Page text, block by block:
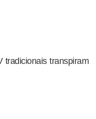
tradicionais transpiram